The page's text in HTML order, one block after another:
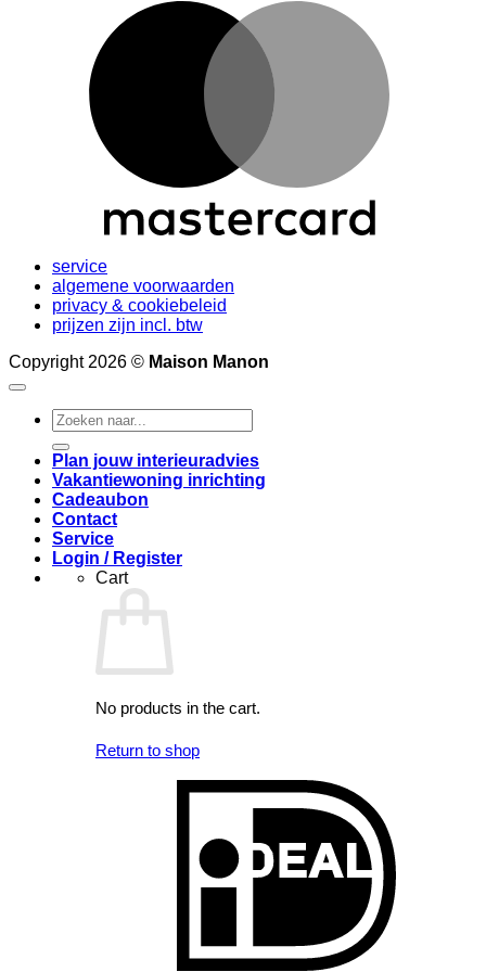
service
algemene voorwaarden
privacy & cookiebeleid
prijzen zijn incl. btw
Copyright 2026 © Maison Manon
Search
for:
Plan jouw interieuradvies
Vakantiewoning inrichting
Cadeaubon
Contact
Service
Login / Register
Cart
No products in the cart.
Return to shop